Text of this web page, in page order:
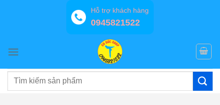
Hỗ trợ khách hàng
0945821522
Tìm